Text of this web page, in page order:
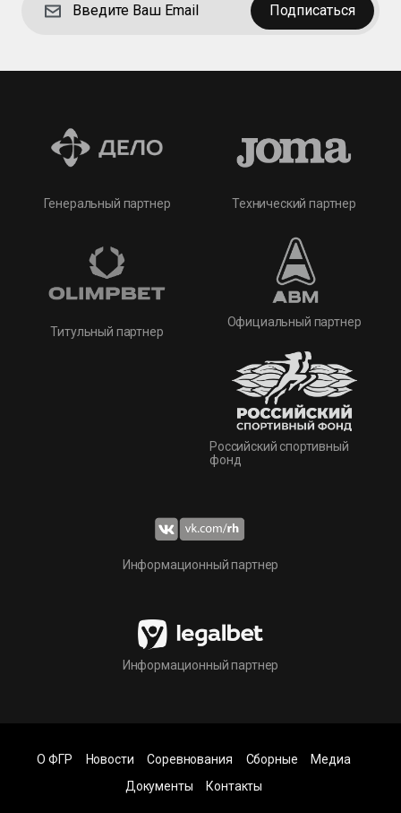
Подписаться
Генеральный партнер
Титульный партнер
Технический партнер
Официальный партнер
Российский спортивный
фонд
Информационный партнер
Информационный партнер
О ФГР Новости Соревнования Сборные
Медиа
Документы
Контакты